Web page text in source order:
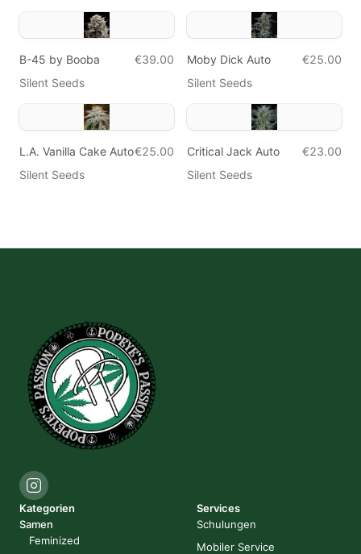
B-45 by Booba
€39.00
Silent Seeds
Moby Dick Auto
€25.00
Silent Seeds
L.A. Vanilla Cake Auto€25.00
Silent Seeds
Critical Jack Auto
€23.00
Silent Seeds
Kategorien
Samen
Feminized
Services
Schulungen
Mobiler Service